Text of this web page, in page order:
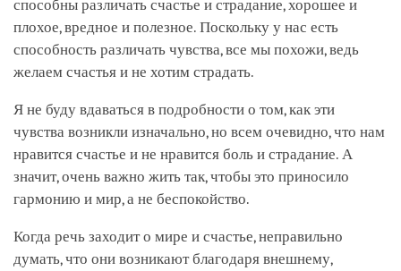
способны различать счастье и страдание, хорошее и
плохое, вредное и полезное. Поскольку у нас есть
способность различать чувства, все мы похожи, ведь
желаем счастья и не хотим страдать.
Я не буду вдаваться в подробности о том, как эти
чувства возникли изначально, но всем очевидно, что нам
нравится счастье и не нравится боль и страдание. А
значит, очень важно жить так, чтобы это приносило
гармонию и мир, а не беспокойство.
Когда речь заходит о мире и счастье, неправильно
думать, что они возникают благодаря внешнему,